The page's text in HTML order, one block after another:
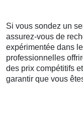
Si vous sondez un
assurez-vous de
expérimentée dans
professionnelles
des prix compétitifs
garantir que vous